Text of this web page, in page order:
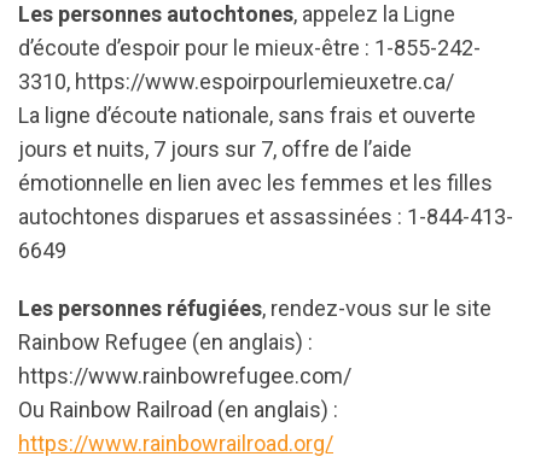
Les personnes autochtones, appelez la Ligne
d’écoute d’espoir pour le mieux-être : 1-855-242-
3310, https://www.espoirpourlemieuxetre.ca/
La ligne d’écoute nationale, sans frais et ouverte
jours et nuits, 7 jours sur 7, offre de l’aide
émotionnelle en lien avec les femmes et les filles
autochtones disparues et assassinées : 1-844-413-
6649
Les personnes réfugiées, rendez-vous sur le site
Rainbow Refugee (en anglais) :
https://www.rainbowrefugee.com/
Ou Rainbow Railroad (en anglais) :
https://www.rainbowrailroad.org/